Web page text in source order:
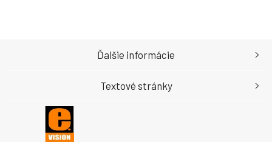
Ďalšie informácie
Textové stránky